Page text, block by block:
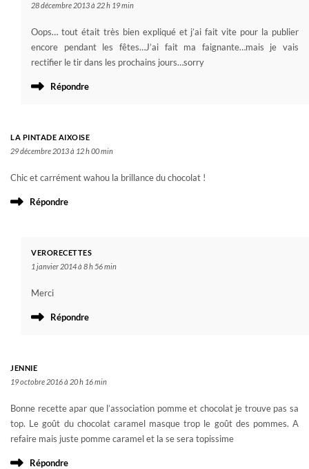
28 décembre 2013 à 22 h 19 min
Oops… tout était très bien expliqué et j’ai fait vite pour la publier
encore pendant les fêtes…J’ai fait ma faignante…mais je vais
rectifier le tir dans les prochains jours…sorry
Répondre
LA PINTADE AIXOISE
29 décembre 2013 à 12 h 00 min
Chic et carrément wahou la brillance du chocolat !
Répondre
VERORECETTES
1 janvier 2014 à 8 h 56 min
Merci
Répondre
JENNIE
19 octobre 2016 à 20 h 16 min
Bonne recette apar que l’association pomme et chocolat je trouve pas sa
top. Le goût du chocolat caramel masque trop le goût des pommes. A
refaire mais juste pomme caramel et la se sera topissime
Répondre